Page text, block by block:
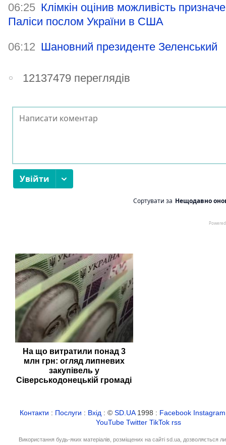
06:25 Клімкін оцінив можливість
Паліси послом України в США
06:12 Шановний президенте Зеленський
12137479 переглядів
На що витратили понад 3
млн грн: огляд липневих
закупівель у
Сіверськодонецькій громаді
Контакти : Послуги : Вхід : ©SD.UA1998 : Facebook Instagram
YouTube Twitter TikTok rss
Використання будь-яких матеріалів, розміщених на сайті sd.ua, дозволяється